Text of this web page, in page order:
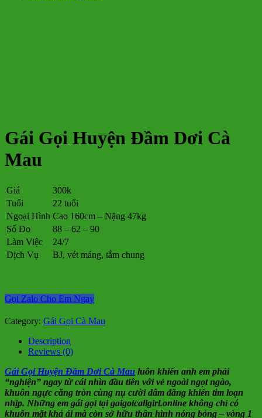
Gái Gọi Huyện Đầm Dơi Cà
Mau
Giá
300k
Tuổi
22 tuổi
Ngoại Hình Cao 160cm – Nặng 47kg
Số Đo
88 – 62 – 90
Làm Việc
24/7
Dịch Vụ
BJ, vét máng, tắm chung
Gọi Zalo Cho Em Ngay
Category: Gái Gọi Cà Mau
Description
Reviews (0)
Gái Gọi Huyện Đầm Dơi Cà Mau luôn khiến anh em phải
“nghiện” ngay từ cái nhìn đầu tiên với vẻ ngoài ngọt ngào,
khuôn ngực căng tròn cùng nụ cười dâm đãng khiến tim loạn
nhịp. Những em gái gọi tại gaigoicallgirl.online không chỉ có
khuôn mặt khả ái mà còn sở hữu thân hình nóng bỏng – vòng 1